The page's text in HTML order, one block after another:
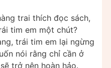
trai thích đọc sách,
tim em một chút?
trái tim em lại ngừng
nói rằng chỉ cần ở
trở nên hoàn hảo.